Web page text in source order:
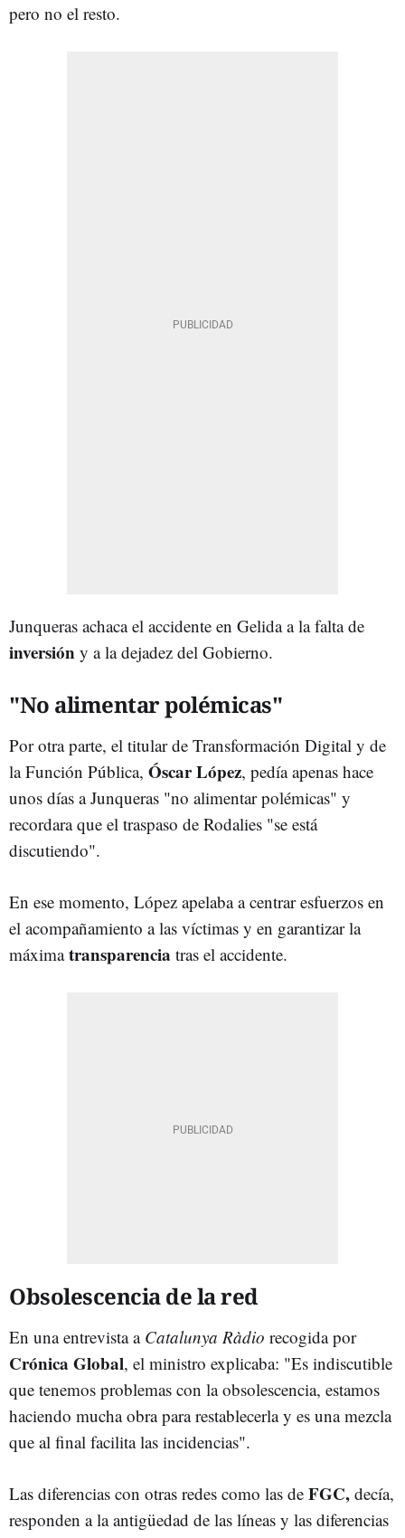
pero no el resto.
Junqueras achaca el accidente en Gelida a la falta de
inversión y a la dejadez del Gobierno.
"No alimentar polémicas"
Por otra parte, el titular de Transformación Digital y de
la Función Pública, Óscar López, pedía apenas hace
unos días a Junqueras "no alimentar polémicas" y
recordara que el traspaso de Rodalies "se está
discutiendo".
En ese momento, López apelaba a centrar esfuerzos en
el acompañamiento a las víctimas y en garantizar la
máximatransparencia tras el accidente.
Obsolescencia de la red
En una entrevista a Catalunya Ràdio recogida por
Crónica Global, el ministro explicaba: "Es indiscutible
que tenemos problemas con la obsolescencia, estamos
haciendo mucha obra para restablecerla y es una mezcla
que al final facilita las incidencias".
Las diferencias con otras redes como las de FGC, decía,
responden a la antigüedad de las líneas y las diferencias